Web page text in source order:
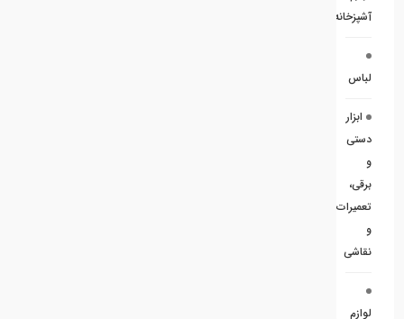
آشپزخانه
لباس
ابزار
دستی
و
برقی،
تعمیرات
و
نقاشی
لوازم